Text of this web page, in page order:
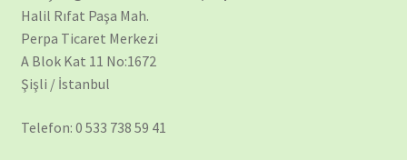
Halil Rıfat Paşa Mah.
Perpa Ticaret Merkezi
A Blok Kat 11 No:1672
Şişli / İstanbul
Telefon: 0 533 738 59 41